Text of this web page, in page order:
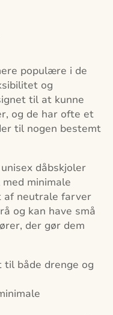
populære i de
og
til at kunne
og de har ofte et
til nogen bestemt
dåbskjoler
minimale
af neutrale farver
og kan have små
der gør dem
både drenge og